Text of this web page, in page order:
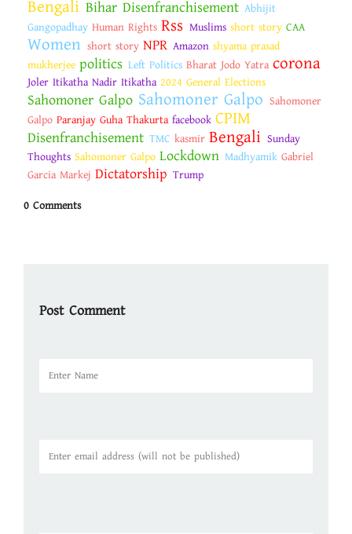
Bengali Bihar Disenfranchisement Abhijit
Gangopadhay Human Rights Rss Muslims short story CAA
Women short story NPR Amazon shyama prasad
mukherjee politics Left Politics Bharat Jodo Yatra corona
Joler Itikatha Nadir Itikatha 2024 General Elections
Sahomoner Galpo Sahomoner Galpo Sahomoner
Galpo Paranjay Guha Thakurta facebook CPIM
Disenfranchisement TMC kasmir Bengali Sunday
Thoughts Sahomoner Galpo Lockdown Madhyamik Gabriel
Garcia Markej Dictatorship Trump
0 Comments
Post Comment